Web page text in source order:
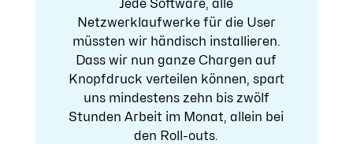
Jede Software, alle
Netzwerklaufwerke für die User
müssten wir händisch installieren.
Dass wir nun ganze Chargen auf
Knopfdruck verteilen können, spart
uns mindestens zehn bis zwölf
Stunden Arbeit im Monat, allein bei
den Roll-outs.